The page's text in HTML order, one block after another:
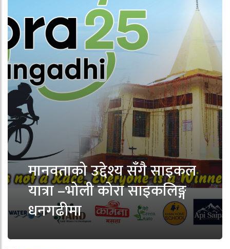
मानवताको उद्देश्य सँगै साइकल
यात्रा –भोली कोरा साइकलिङ्ग
धनगढीमा